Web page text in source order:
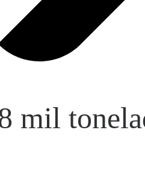
mil